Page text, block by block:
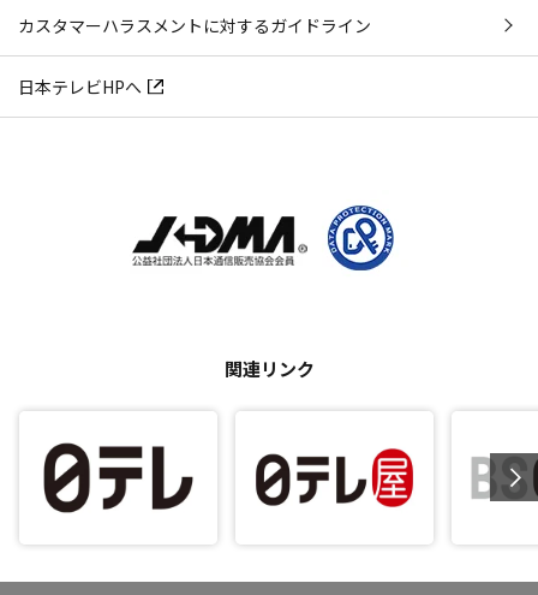
カスタマーハラスメントに対するガイドライン
日本テレビHPへ
関連リンク